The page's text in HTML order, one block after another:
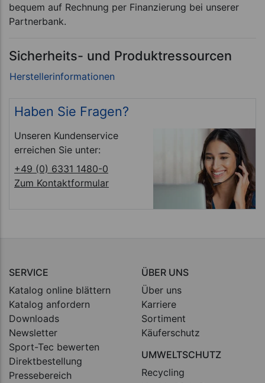
bequem auf Rechnung per Finanzierung bei unserer
Partnerbank.
Sicherheits- und Produktressourcen
Haben Sie Fragen?
Unseren Kundenservice
erreichen Sie unter:
+49 (0) 6331 1480-0
Zum Kontaktformular
SERVICE
Katalog online blättern
Katalog anfordern
Downloads
Newsletter
Sport-Tec bewerten
Direktbestellung
Pressebereich
ÜBER UNS
Über uns
Karriere
Sortiment
Käuferschutz
UMWELTSCHUTZ
Recycling